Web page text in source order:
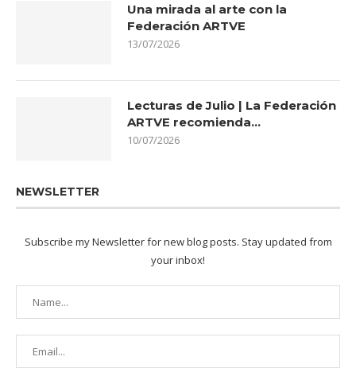
Una mirada al arte con la
Federación ARTVE
13/07/2026
Lecturas de Julio | La Federación
ARTVE recomienda…
10/07/2026
NEWSLETTER
Subscribe my Newsletter for new blog posts. Stay updated from
your inbox!